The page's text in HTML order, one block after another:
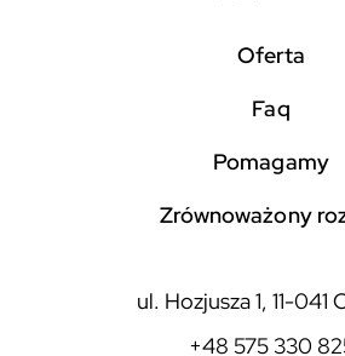
Oferta
faq
pomagamy
zrównoważony
ul. Hozjusza 1, 11-041
+48 575 330